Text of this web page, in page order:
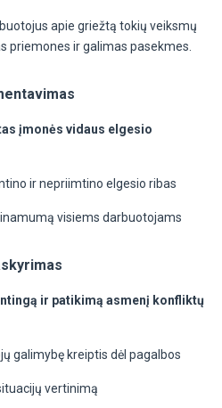
apie griežtą tokių veiksmų
priemones ir galimas pasekmes.
įmonės vidaus elgesio
ir nepriimtino elgesio ribas
visiems darbuotojams
ir patikimą asmenį konfliktų
galimybę kreiptis dėl pagalbos
vertinimą